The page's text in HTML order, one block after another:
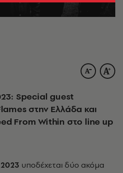
Special guest
στην Ελλάδα και
From Within στο line up
υποδέχεται δύο ακόμα